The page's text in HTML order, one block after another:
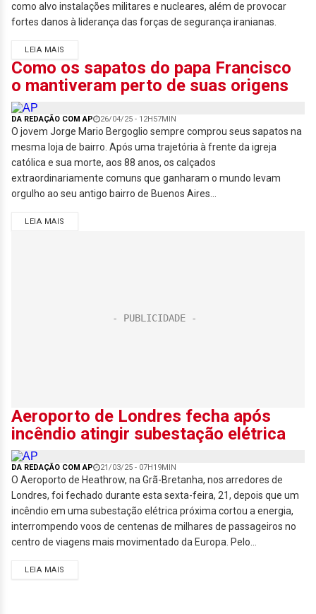
como alvo instalações militares e nucleares, além de provocar
fortes danos à liderança das forças de segurança iranianas.
LEIA MAIS
Como os sapatos do papa Francisco
o mantiveram perto de suas origens
DA REDAÇÃO COM AP 26/04/25 - 12H57MIN
O jovem Jorge Mario Bergoglio sempre comprou seus sapatos na
mesma loja de bairro. Após uma trajetória à frente da igreja
católica e sua morte, aos 88 anos, os calçados
extraordinariamente comuns que ganharam o mundo levam
orgulho ao seu antigo bairro de Buenos Aires...
LEIA MAIS
Aeroporto de Londres fecha após
incêndio atingir subestação elétrica
DA REDAÇÃO COM AP 21/03/25 - 07H19MIN
O Aeroporto de Heathrow, na Grã-Bretanha, nos arredores de
Londres, foi fechado durante esta sexta-feira, 21, depois que um
incêndio em uma subestação elétrica próxima cortou a energia,
interrompendo voos de centenas de milhares de passageiros no
centro de viagens mais movimentado da Europa. Pelo...
LEIA MAIS